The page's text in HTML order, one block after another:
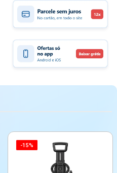
-15%